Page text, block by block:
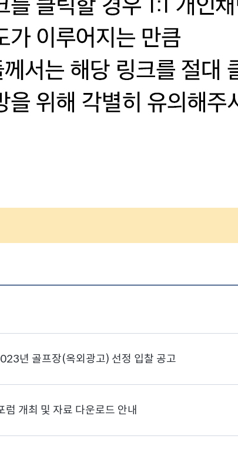
년 골프장(옥외광고) 선정 입찰 공고
개최 및 자료 다운로드 안내